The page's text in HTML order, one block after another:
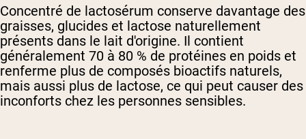
Concentré de lactosérum conserve davantage des
graisses, glucides et lactose naturellement
présents dans le lait d'origine. Il contient
généralement 70 à 80 % de protéines en poids et
renferme plus de composés bioactifs naturels,
mais aussi plus de lactose, ce qui peut causer des
inconforts chez les personnes sensibles.